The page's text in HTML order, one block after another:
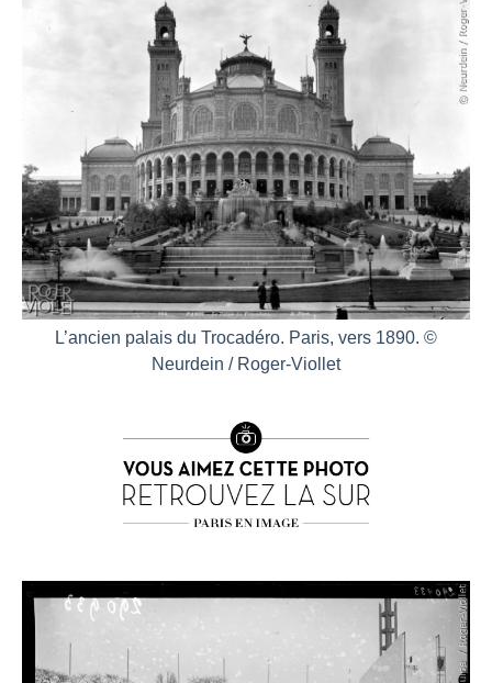
L’ancien palais du Trocadéro. Paris, vers 1890. ©
Neurdein / Roger-Viollet